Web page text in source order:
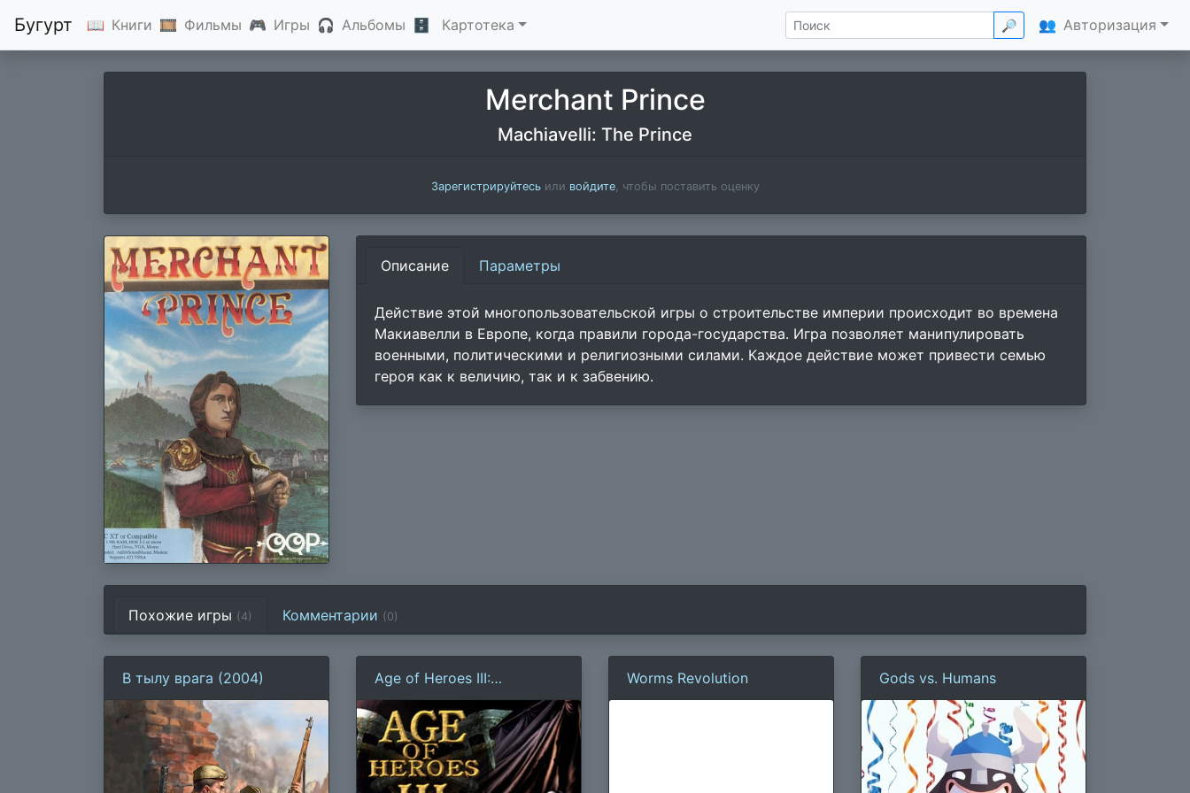
Бугурт 📖 Книги 🎞 Фильмы 🎮 Игры 🎧 Альбомы 🗄 Картотека 🔎 👥 Авторизация
Merchant Prince
Machiavelli: The Prince
Зарегистрируйтесьили войдите, чтобы поставить оценку
Описание Параметры
Действие этой многопользовательской игры о строительстве империи происходит во времена
Макиавелли в Европе, когда правили города-государства. Игра позволяет манипулировать
военными, политическими и религиозными силами. Каждое действие может привести семью
героя как к величию, так и к забвению.
Похожие игры (4) Комментарии (0)
В тылу врага (2004)
Age of Heroes III:
Возмездие Орков
Worms Revolution Gods vs. Humans